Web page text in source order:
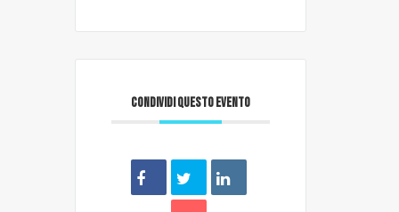
CONDIVIDI QUESTO EVENTO